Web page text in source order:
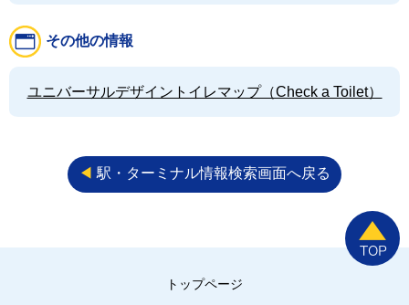
その他の情報
ユニバーサルデザイントイレマップ（Check a Toilet）
◀︎ 駅・ターミナル情報検索画面へ戻る
トップページ